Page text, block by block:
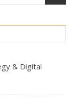
& Digital